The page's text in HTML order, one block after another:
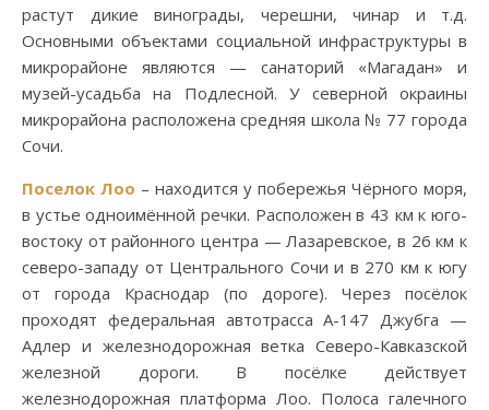
растут дикие винограды, черешни, чинар и т.д.
Основными объектами социальной инфраструктуры в
микрорайоне являются — санаторий «Магадан» и
музей-усадьба на Подлесной. У северной окраины
микрорайона расположена средняя школа № 77 города
Сочи.
Поселок Лоо – находится у побережья Чёрного моря,
в устье одноимённой речки. Расположен в 43 км к юго-
востоку от районного центра — Лазаревское, в 26 км к
северо-западу от Центрального Сочи и в 270 км к югу
от города Краснодар (по дороге). Через посёлок
проходят федеральная автотрасса А-147 Джубга —
Адлер и железнодорожная ветка Северо-Кавказской
железной дороги. В посёлке действует
железнодорожная платформа Лоо. Полоса галечного